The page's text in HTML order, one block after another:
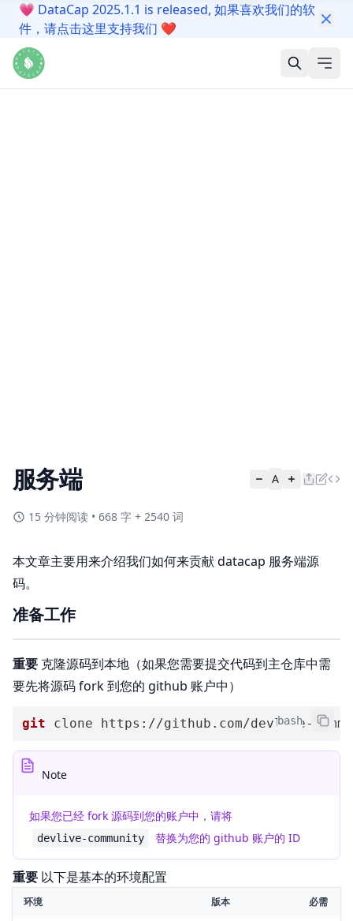
💗 DataCap 2025.1.1 is released, 如果喜欢我们的软
件，请点击这里支持我们 ❤️
服务端 A
15 分钟阅读 • 668 字 + 2540 词
本文章主要用来介绍我们如何来贡献 datacap 服务端源
码。
准备工作
重要 克隆源码到本地（如果您需要提交代码到主仓库中需
要先将源码 fork 到您的 github 账户中）
bash
git clone https://github.com/devlive-
Note
如果您已经 fork 源码到您的账户中，请将
devlive-community 替换为您的 github 账户的 ID
重要 以下是基本的环境配置
环境 版本 必需